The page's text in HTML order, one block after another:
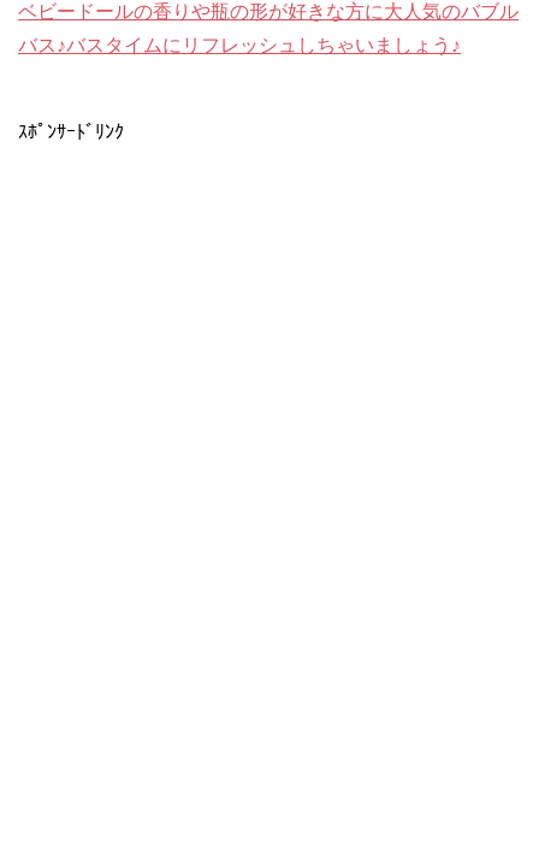
ベビードールの香りや瓶の形が好きな方に大人気のバブル
バス♪バスタイムにリフレッシュしちゃいましょう♪
ｽﾎﾟﾝｻｰﾄﾞﾘﾝｸ